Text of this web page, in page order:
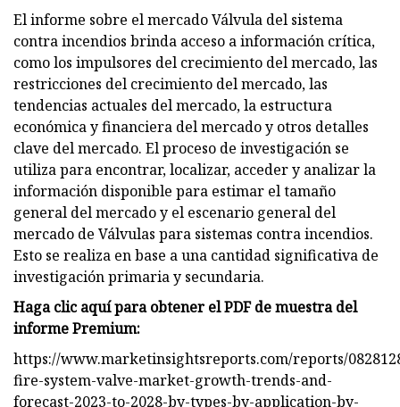
El informe sobre el mercado Válvula del sistema
contra incendios brinda acceso a información crítica,
como los impulsores del crecimiento del mercado, las
restricciones del crecimiento del mercado, las
tendencias actuales del mercado, la estructura
económica y financiera del mercado y otros detalles
clave del mercado. El proceso de investigación se
utiliza para encontrar, localizar, acceder y analizar la
información disponible para estimar el tamaño
general del mercado y el escenario general del
mercado de Válvulas para sistemas contra incendios.
Esto se realiza en base a una cantidad significativa de
investigación primaria y secundaria.
Haga clic aquí para obtener el PDF de muestra del
informe Premium:
https://www.marketinsightsreports.com/reports/
fire-system-valve-market-growth-trends-and-
forecast-2023-to-2028-by-types-by-application-by-